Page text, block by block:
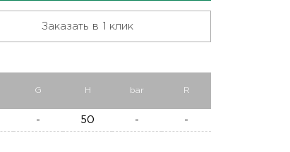
Заказать в 1 клик
G H bar R
- 50 - -